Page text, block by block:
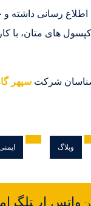
رسانی داشته
های متان، با
شرکت سپهر
وبلاگ
واتس اپ تلگرام